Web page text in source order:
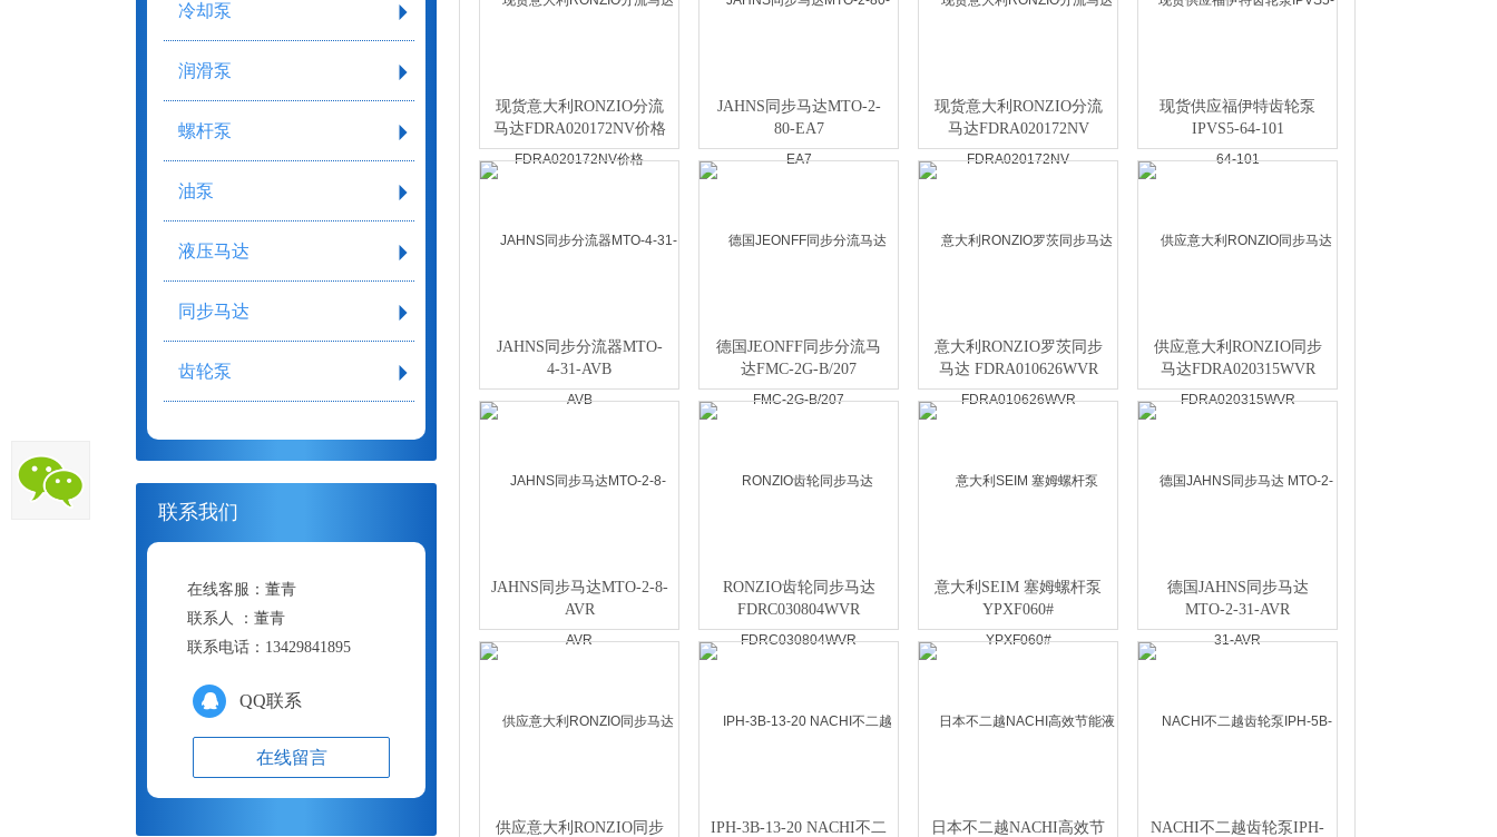
冷却泵
润滑泵
螺杆泵
油泵
液压马达
同步马达
齿轮泵
联系我们
在线客服： 董青
联系人 ： 董青
联系电话： 13429841895
QQ联系
在线留言
现货意大利RONZIO分流
马达FDRA020172NV价格
JAHNS同步马达MTO-2-
80-EA7
现货意大利RONZIO分流
马达FDRA020172NV
现货供应福伊特齿轮泵
IPVS5-64-101
JAHNS同步分流器MTO-
4-31-AVB
德国JEONFF同步分流马
达FMC-2G-B/207
意大利RONZIO罗茨同步
马达 FDRA010626WVR
供应意大利RONZIO同步
马达FDRA020315WVR
JAHNS同步马达MTO-2-8-
AVR
RONZIO齿轮同步马达
FDRC030804WVR
意大利SEIM 塞姆螺杆泵
YPXF060#
德国JAHNS同步马达
MTO-2-31-AVR
供应意大利RONZIO同步
IPH-3B-13-20 NACHI不二
日本不二越NACHI高效节
NACHI不二越齿轮泵IPH-